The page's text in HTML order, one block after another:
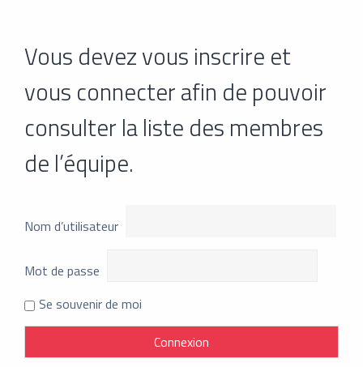
Vous devez vous inscrire et
vous connecter afin de pouvoir
consulter la liste des membres
de l’équipe.
Nom d’utilisateur
Mot de passe
Se souvenir de moi